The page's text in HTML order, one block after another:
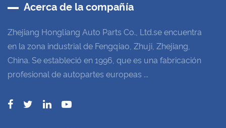
Acerca de la compañía
Zhejiang Hongliang Auto Parts Co., Ltd.se encuentra
en la zona industrial de Fengqiao, Zhuji, Zhejiang,
China. Se estableció en 1996, que es una fabricación
profesional de autopartes europeas ...